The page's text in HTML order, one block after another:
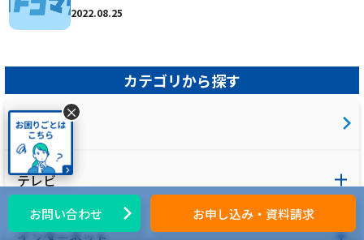
2022.08.25
カテゴリから探す
ALL
テレビ
お問い合わせ お申し込み・資料請求
×